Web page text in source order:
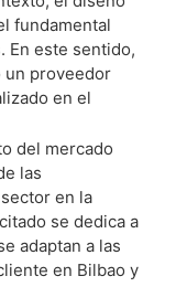
fundamental
En este sentido,
un proveedor
en el
del mercado
las
en la
se dedica a
adaptan a las
en Bilbao y